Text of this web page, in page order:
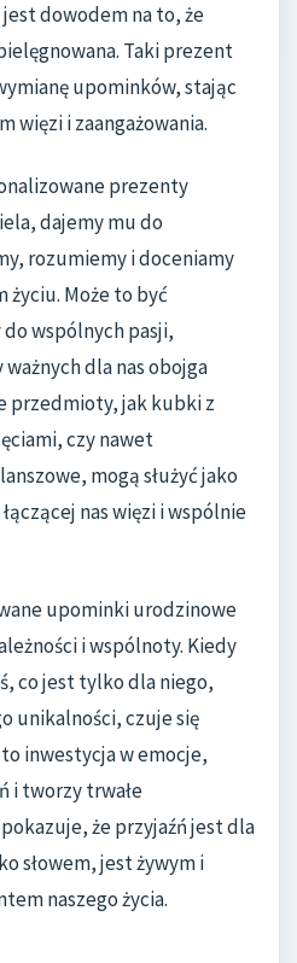
dowodem na to, że
Taki prezent
upominków, stając
więzi i zaangażowania.
prezenty
dajemy mu do
rozumiemy i doceniamy
życiu. Może to być
wspólnych pasji,
dla nas obojga
przedmioty, jak kubki z
czy nawet
mogą służyć jako
nas więzi i wspólnie
upominki urodzinowe
i wspólnoty. Kiedy
co jest tylko dla niego,
unikalności, czuje się
inwestycja w emocje,
i tworzy trwałe
że przyjaźń jest dla
słowem, jest żywym i
naszego życia.